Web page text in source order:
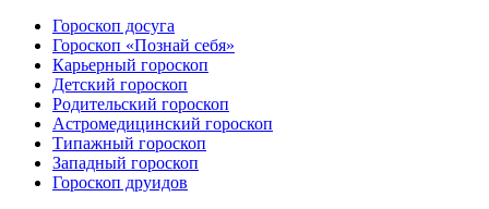
Гороскоп досуга
Гороскоп «Познай себя»
Карьерный гороскоп
Детский гороскоп
Родительский гороскоп
Астромедицинский гороскоп
Типажный гороскоп
Западный гороскоп
Гороскоп друидов